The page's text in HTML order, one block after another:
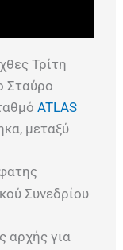
Τρίτη
Σταύρο
ATLAS
μεταξύ
Συνεδρίου
αρχής για